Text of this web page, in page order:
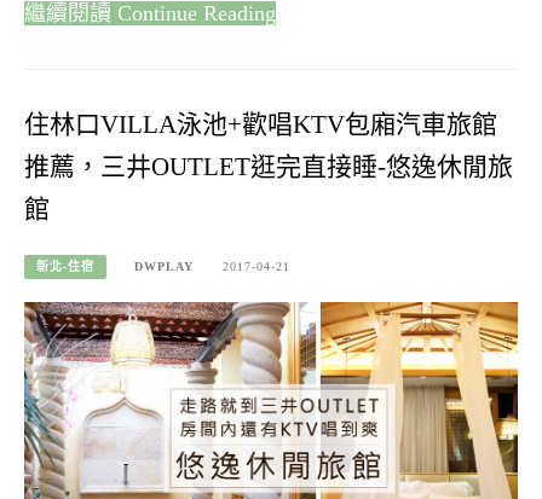
Continue Reading
住林口VILLA泳池+歡唱KTV包廂汽車旅館
推薦，三井OUTLET逛完直接睡-悠逸休閒旅
館
新北-住宿 DWPLAY 2017-04-21